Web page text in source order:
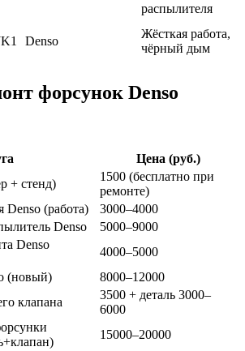
распылителя
Denso
Жёсткая работа,
чёрный дым
форсунок Denso
Цена (руб.)
+ стенд)
1500 (бесплатно при
ремонте)
Denso (работа)
3000–4000
Denso
5000–9000
Denso
4000–5000
(новый)
8000–12000
клапана
3500 + деталь 3000–
6000
15000–20000